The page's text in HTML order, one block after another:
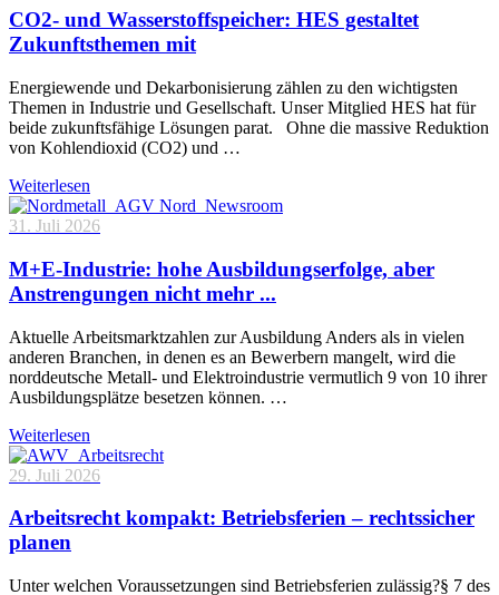
CO2- und Wasserstoffspeicher: HES gestaltet
Zukunftsthemen mit
Energiewende und Dekarbonisierung zählen zu den wichtigsten
Themen in Industrie und Gesellschaft. Unser Mitglied HES hat für
beide zukunftsfähige Lösungen parat. Ohne die massive Reduktion
von Kohlendioxid (CO2) und …
Weiterlesen
31. Juli 2026
M+E-Industrie: hohe Ausbildungserfolge, aber
Anstrengungen nicht mehr ...
Aktuelle Arbeitsmarktzahlen zur Ausbildung Anders als in vielen
anderen Branchen, in denen es an Bewerbern mangelt, wird die
norddeutsche Metall- und Elektroindustrie vermutlich 9 von 10 ihrer
Ausbildungsplätze besetzen können. …
Weiterlesen
29. Juli 2026
Arbeitsrecht kompakt: Betriebsferien – rechtssicher
planen
Unter welchen Voraussetzungen sind Betriebsferien zulässig?§ 7 des